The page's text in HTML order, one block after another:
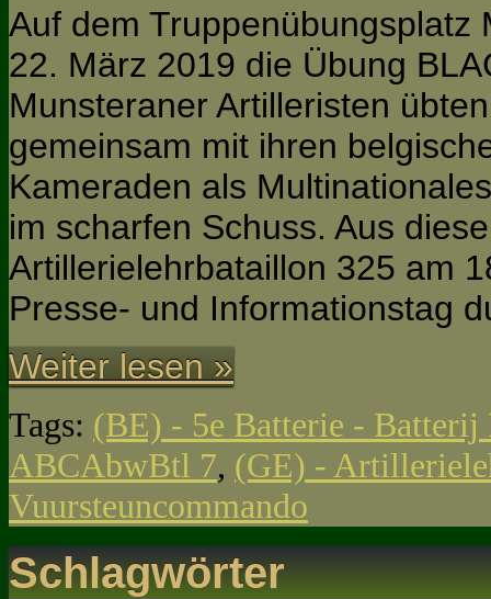
Auf dem Truppenübungsplatz
22. März 2019 die Übung
Munsteraner Artilleristen
gemeinsam mit ihren
Kameraden als
im scharfen Schuss. Aus
Artillerielehrbataillon 325 am
Presse- und Informationstag
Weiter lesen »
Tags: (BE) - 5e Batterie - Batterij
ABCAbwBtl 7, (GE) -
Vuursteuncommando
Schlagwörter